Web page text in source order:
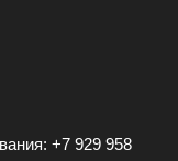
+7 929 958